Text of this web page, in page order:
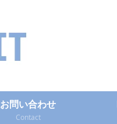
お問い合わせ
Contact